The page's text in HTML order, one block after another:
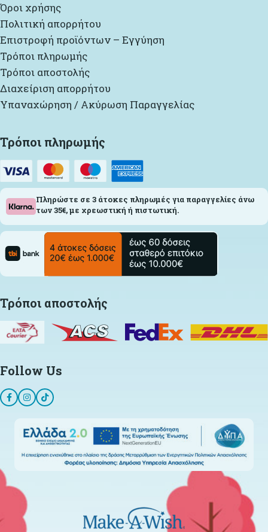
Όροι χρήσης
Πολιτική απορρήτου
Επιστροφή προϊόντων – Εγγύηση
Τρόποι πληρωμής
Τρόποι αποστολής
Διαχείριση απορρήτου
Υπαναχώρηση / Ακύρωση Παραγγελίας
Τρόποι πληρωμής
Πληρώστε σε 3 άτοκες πληρωμές για παραγγελίες άνω
των 35€, με χρεωστική ή πιστωτική.
Τρόποι αποστολής
Follow Us